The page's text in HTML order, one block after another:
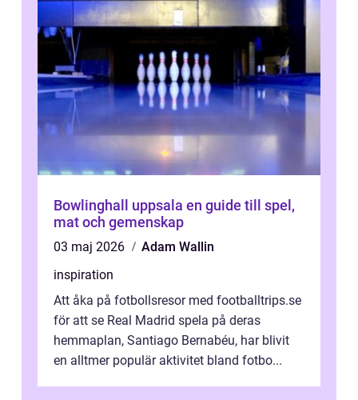
Bowlinghall uppsala en guide till spel,
mat och gemenskap
03 maj 2026
Adam Wallin
inspiration
Att åka på fotbollsresor med footballtrips.se
för att se Real Madrid spela på deras
hemmaplan, Santiago Bernabéu, har blivit
en alltmer populär aktivitet bland fotbo...